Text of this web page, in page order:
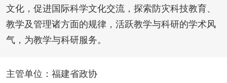
文化，促进国际科学文化交流，探索防灾科技教育、
教学及管理诸方面的规律，活跃教学与科研的学术风
气，为教学与科研服务。
主管单位：福建省政协